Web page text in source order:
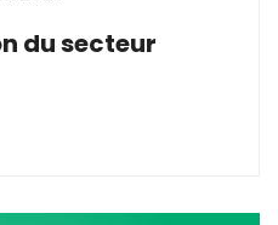
du secteur